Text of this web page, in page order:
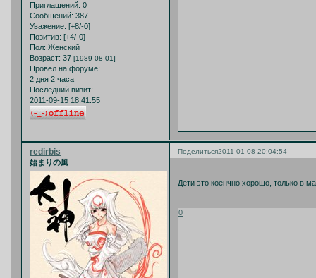
Приглашений: 0
Сообщений: 387
Уважение: [+8/-0]
Позитив: [+4/-0]
Пол: Женский
Возраст: 37 [1989-08-01]
Провел на форуме:
2 дня 2 часа
Последний визит:
2011-09-15 18:41:55
Поделиться2011-01-08 20:04:54
redirbis
始まりの風
Дети это коенчно хорошо, только в
0